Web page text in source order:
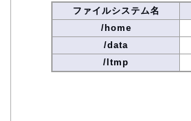
ファイルシステム名
/home
/data
/ltmp